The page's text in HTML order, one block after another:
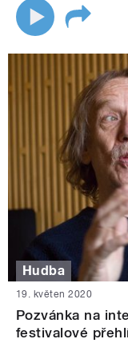
Hudba
19. květen 2020
Pozvánka na
festivalové